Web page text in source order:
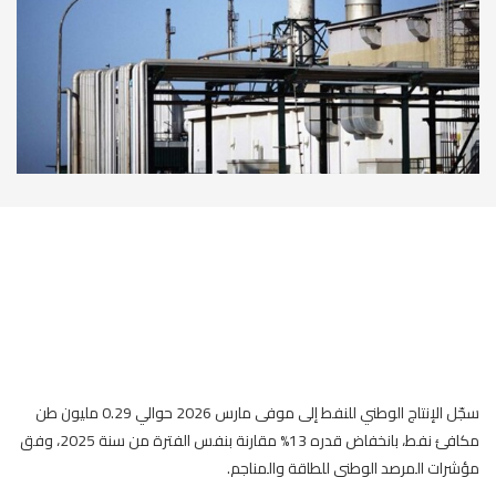
سجّل الإنتاج الوطني للنفط إلى موفى مارس 2026 حوالي 0.29 مليون طن
مكافئ نفط، بانخفاض قدره 13% مقارنة بنفس الفترة من سنة 2025، وفق
مؤشرات المرصد الوطني للطاقة والمناجم.